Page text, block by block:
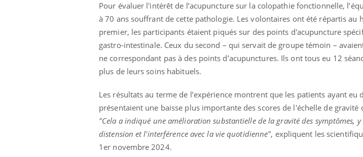
Pour évaluer l'intérêt de l’acupuncture sur la colopathie fonctionnelle,
à 70 ans souffrant de cette pathologie. Les volontaires ont été répartis au
premier, les participants étaient piqués sur des points d'acupuncture
gastro-intestinale. Ceux du second – qui servait de groupe témoin –
ne correspondant pas à des points d’acupunctures. Ils ont tous eu 12
plus de leurs soins habituels.
Les résultats au terme de l’expérience montrent que les patients ayant eu
présentaient une baisse plus importante des scores de l'échelle de gravité
"Cela a indiqué une amélioration substantielle de la gravité des symptômes,
distension et l'interférence avec la vie quotidienne", expliquent les
1er novembre 2024.
Diabète & Ramadan 2026Youtube
Le Ramadan approche, et, pour de
nombreuses personnes atteintes de
diabète, c'est une période de questions, de
Youtube
Un « jumeau numérique » pour
faciliter l’accès à la médecine
préventiveYoutube
numérique » permet ...